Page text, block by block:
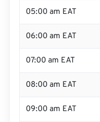
05:00 am EAT
06:00 am EAT
07:00 am EAT
08:00 am EAT
09:00 am EAT